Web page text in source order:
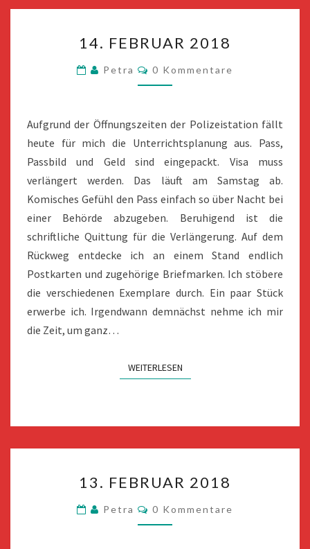
FEBRUAR
2018
14. FEBRUAR 2018
Petra Kommentare
0 Kommentare
Aufgrund der Öffnungszeiten der Polizeistation fällt
heute für mich die Unterrichtsplanung aus. Pass,
Passbild und Geld sind eingepackt. Visa muss
verlängert werden. Das läuft am Samstag ab.
Komisches Gefühl den Pass einfach so über Nacht bei
einer Behörde abzugeben. Beruhigend ist die
schriftliche Quittung für die Verlängerung. Auf dem
Rückweg entdecke ich an einem Stand endlich
Postkarten und zugehörige Briefmarken. Ich stöbere
die verschiedenen Exemplare durch. Ein paar Stück
erwerbe ich. Irgendwann demnächst nehme ich mir
die Zeit, um ganz…
WEITERLESENWEITERLESEN
FEBRUAR
2018
13. FEBRUAR 2018
Petra Kommentare
0 Kommentare